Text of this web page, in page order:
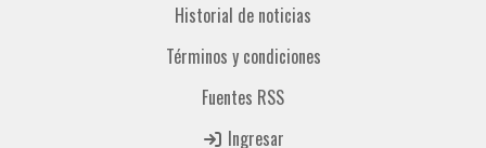
Historial de noticias
Términos y condiciones
Fuentes RSS
Ingresar